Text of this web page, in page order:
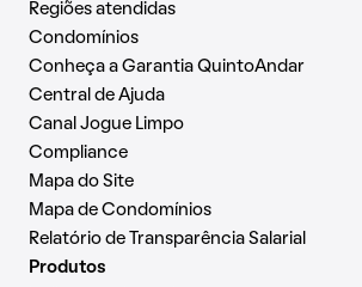
Regiões atendidas
Condomínios
Conheça a Garantia QuintoAndar
Central de Ajuda
Canal Jogue Limpo
Compliance
Mapa do Site
Mapa de Condomínios
Relatório de Transparência Salarial
Produtos